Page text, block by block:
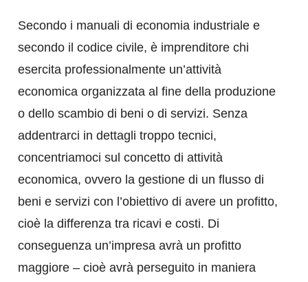
Secondo i manuali di economia industriale e
secondo il codice civile, è imprenditore chi
esercita professionalmente un’attività
economica organizzata al fine della produzione
o dello scambio di beni o di servizi. Senza
addentrarci in dettagli troppo tecnici,
concentriamoci sul concetto di attività
economica, ovvero la gestione di un flusso di
beni e servizi con l’obiettivo di avere un profitto,
cioè la differenza tra ricavi e costi. Di
conseguenza un’impresa avrà un profitto
maggiore – cioè avrà perseguito in maniera